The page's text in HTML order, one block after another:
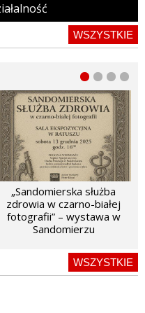
WSZYSTKIE
„Sandomierska służba
zdrowia w czarno-białej
fotografii” – wystawa w
Sandomierzu
WSZYSTKIE